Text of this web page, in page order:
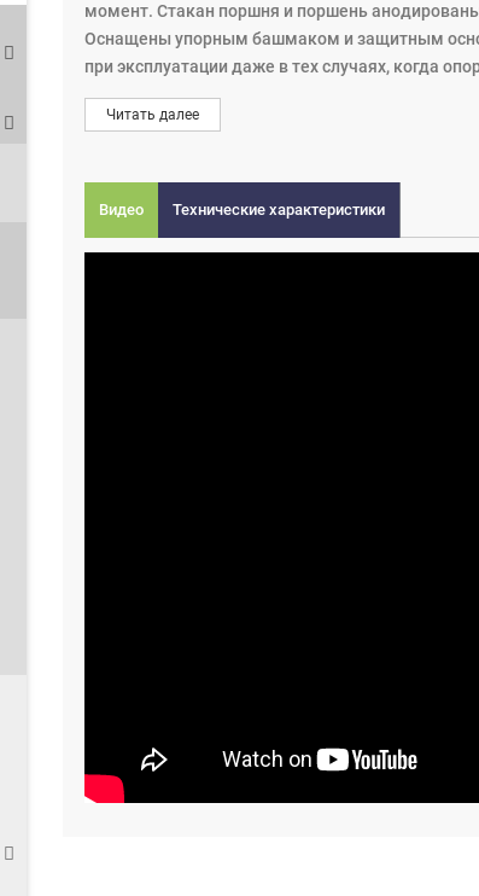
момент. Стакан поршня и поршень
Оснащены упорным башмаком и защитным
при эксплуатации даже в тех случаях, когда
параллельными.
Читать далее
Видео Технические характеристики